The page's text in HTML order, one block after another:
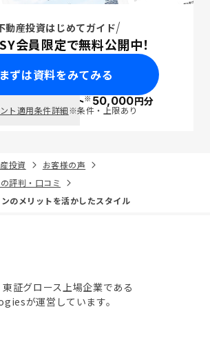
動産投資はじめてガイド
会員限定で無料公開中！
まずは資料をみてみる
ポイント※50,000円分
ト適用条件詳細※条件・上限あり
投資
お客様の声
評判・口コミ
のメリットを活かしたスタイル
東証グロース上場企業である
が運営しています。